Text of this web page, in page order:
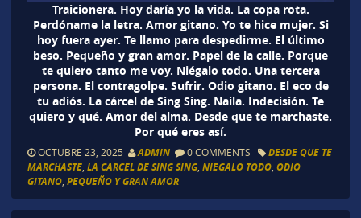
Traicionera. Hoy daría yo la vida. La copa rota.
Perdóname la letra. Amor gitano. Yo te hice mujer. Si
hoy fuera ayer. Te llamo para despedirme. El último
beso. Pequeño y gran amor. Papel de la calle. Porque
te quiero tanto me voy. Niégalo todo. Una tercera
persona. El contragolpe. Sufrir. Odio gitano. El eco de
tu adiós. La cárcel de Sing Sing. Naila. Indecisión. Te
quiero y qué. Amor del alma. Desde que te marchaste.
Por qué eres así.
OCTUBRE 23, 2025 ADMIN 0 COMMENTS
DESDE QUE TE
MARCHASTE, LA CARCEL DE SING SING, NIEGALO TODO, ODIO
GITANO, PEQUEÑO Y GRAN AMOR